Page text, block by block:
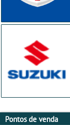
Pontos de venda